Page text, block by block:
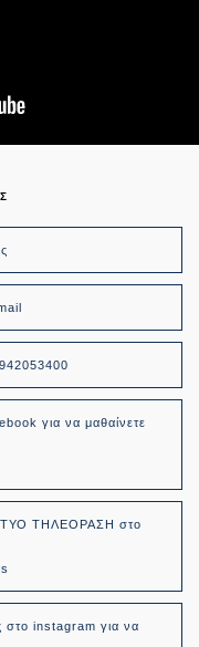
για να μαθαίνετε
ΤΗΛΕΟΡΑΣΗ στο
στο instagram για να